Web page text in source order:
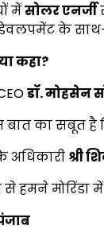
मेंसोलर एनर्जी
डेवलपमेंट के
कहा?
डॉ. मोहसेन
का सबूत है
अधिकारीश्री
हमने मोरिंडा